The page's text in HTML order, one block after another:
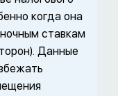
когда она
ставкам
Данные